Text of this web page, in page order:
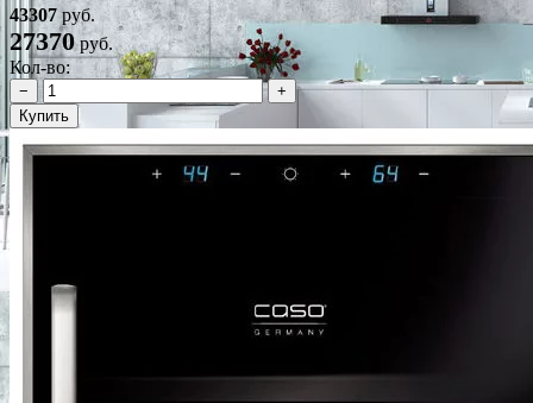
43307руб.
27370руб.
Кол-во:
−
+
Купить